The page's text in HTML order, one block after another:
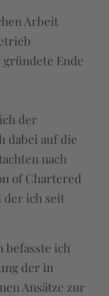
Arbeit
gründete Ende
der
dabei auf die
nach
of Chartered
der ich seit
befasste ich
der in
Ansätze zur